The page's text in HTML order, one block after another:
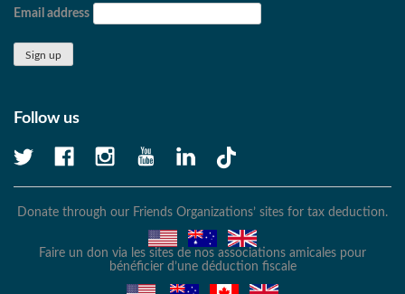
Email address
Follow us
Donate through our Friends Organizations’ sites for tax deduction.
Faire un don via les sites de nos associations amicales pour
bénéficier d’une déduction fiscale